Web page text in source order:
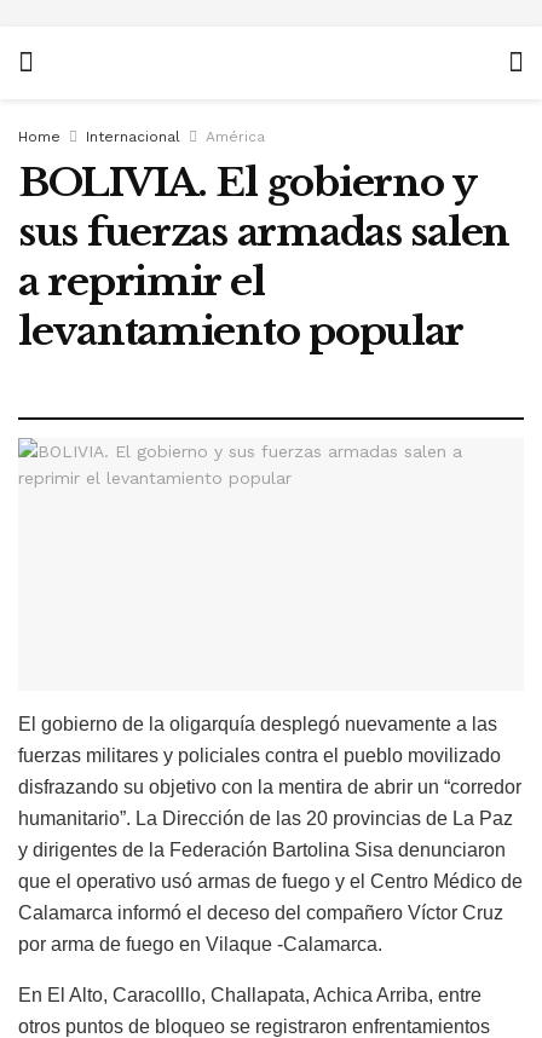
Home Internacional América
BOLIVIA. El gobierno y
sus fuerzas armadas salen
a reprimir el
levantamiento popular
El gobierno de la oligarquía desplegó nuevamente a las
fuerzas militares y policiales contra el pueblo movilizado
disfrazando su objetivo con la mentira de abrir un “corredor
humanitario”. La Dirección de las 20 provincias de La Paz
y dirigentes de la Federación Bartolina Sisa denunciaron
que el operativo usó armas de fuego y el Centro Médico de
Calamarca informó el deceso del compañero Víctor Cruz
por arma de fuego en Vilaque -Calamarca.
En El Alto, Caracolllo, Challapata, Achica Arriba, entre
otros puntos de bloqueo se registraron enfrentamientos